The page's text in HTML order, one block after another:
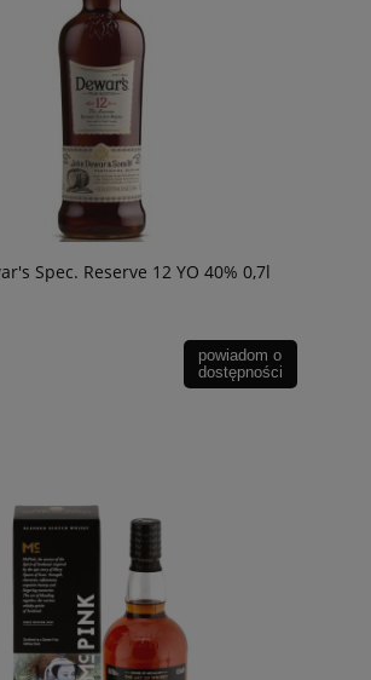
Spec. Reserve 12 YO 40% 0,7l
powiadom o
dostępności